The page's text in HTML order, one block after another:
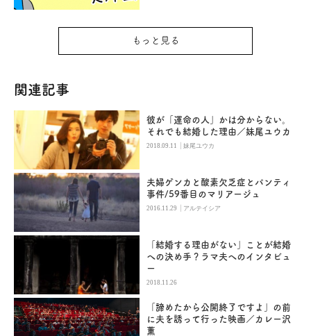
もっと見る
関連記事
彼が「運命の人」かは分からない。
それでも結婚した理由／妹尾ユウカ
2018.09.11 |妹尾ユウカ
夫婦ゲンカと酸素欠乏症とパンティ
事件/59番目のマリアージュ
2016.11.29 | アルテイシア
「結婚する理由がない」ことが結婚
への決め手？ラマ夫へのインタビュ
ー
2018.11.26
「諦めたから公開終了ですよ」の前
に夫を誘って行った映画／カレー沢
薫